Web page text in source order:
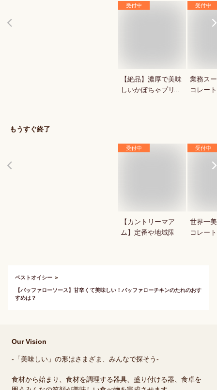
受付中
【絶品】濃厚で美味
しいかぼちゃプリン
受付中
業務ス
コレー
もうすぐ終了
受付中
【カントリーマア
ム】定番や地域限定
受付中
世界一
コレー
ベストオイシー
【バッファローソース】甘辛くて美味しい！バッファローチキンのたれのおす
すめは？
Our Vision
-「美味しい」の形はさまざま、みんなで探そう-
食材から始まり、食材を調理する器具、盛り付ける器、食卓を